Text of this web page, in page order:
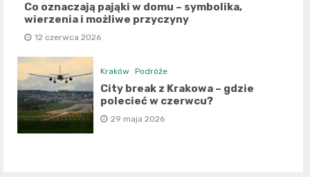
Co oznaczają pająki w domu – symbolika,
wierzenia i możliwe przyczyny
12 czerwca 2026
Kraków Podróże
City break z Krakowa – gdzie
polecieć w czerwcu?
29 maja 2026